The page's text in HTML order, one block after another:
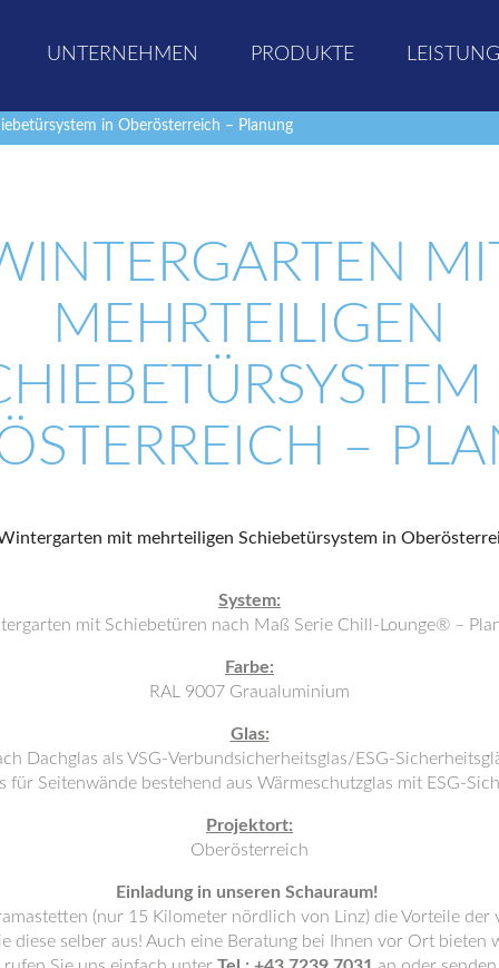
UNTERNEHMEN PRODUKTE
in Oberösterreich – Planung
MIT
MEHRTEILIGEN
–
System:
mit Schiebetüren nach Maß Serie Chill-Lounge® –
Farbe:
RAL 9007 Graualuminium
Glas:
Dachglas als VSG-Verbundsicherheitsglas/ESG-
für Seitenwände bestehend aus Wärmeschutzglas mit ESG-
Projektort:
Oberösterreich
Einladung in unseren Schauraum!
(nur 15 Kilometer nördlich von Linz) die Vorteile der
diese selber aus! Auch eine Beratung bei Ihnen vor Ort bieten